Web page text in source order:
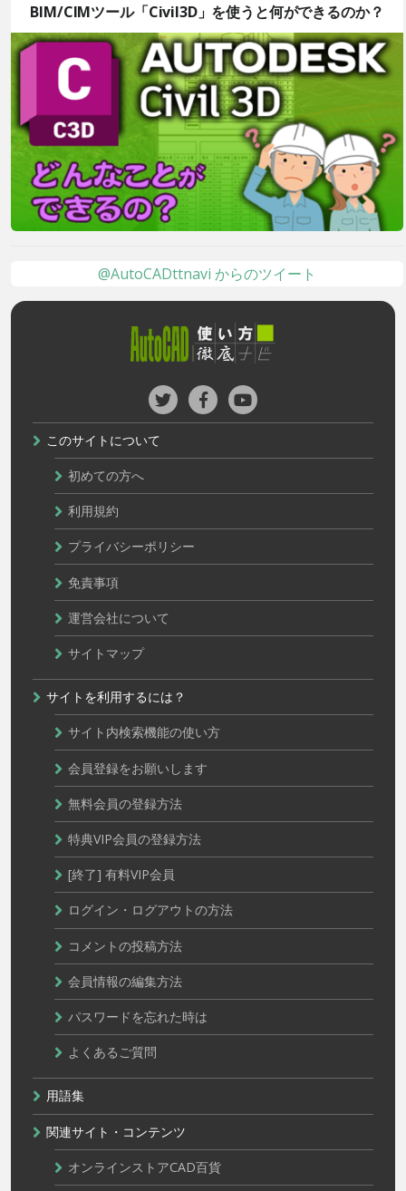
BIM/CIMツール「Civil3D」を使うと何ができるのか？
@AutoCADttnavi からのツイート
このサイトについて
初めての方へ
利用規約
プライバシーポリシー
免責事項
運営会社について
サイトマップ
サイトを利用するには？
サイト内検索機能の使い方
会員登録をお願いします
無料会員の登録方法
特典VIP会員の登録方法
[終了] 有料VIP会員
ログイン・ログアウトの方法
コメントの投稿方法
会員情報の編集方法
パスワードを忘れた時は
よくあるご質問
用語集
関連サイト・コンテンツ
オンラインストアCAD百貨